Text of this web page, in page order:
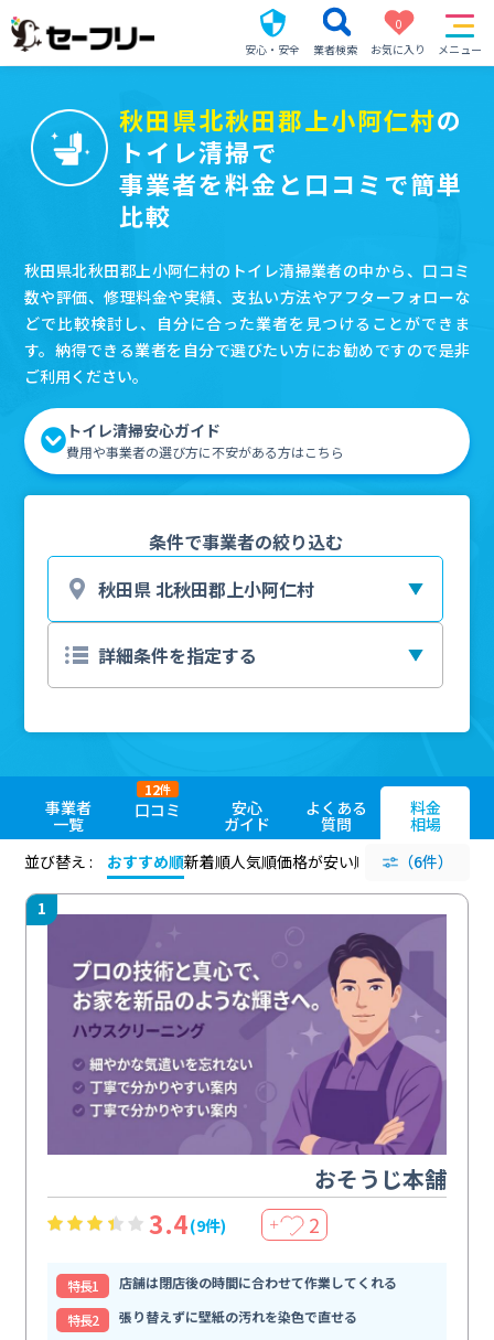
安心・安全 業者検索
0
お気に入り
メニュー
秋田県北秋田郡上小阿仁村の
トイレ清掃で
事業者を料金と口コミで簡単
比較
秋田県北秋田郡上小阿仁村のトイレ清掃業者の中から、口コミ
数や評価、修理料金や実績、支払い方法やアフターフォローな
どで比較検討し、自分に合った業者を見つけることができま
す。納得できる業者を自分で選びたい方にお勧めですので是非
ご利用ください。
トイレ清掃安心ガイド
費用や事業者の選び方に不安がある方はこちら
条件で事業者の絞り込む
事業者
一覧
口コミ
12件
安心
ガイド
よくある
質問
料金
相場
並び替え :
おすすめ順新着順人気順価格が安い順 評価が高い順
（6件）
1
おそうじ本舗
3.4(9件) ＋ 2
特⻑1
店舗は閉店後の時間に合わせて作業してくれる
特⻑2
張り替えずに壁紙の汚れを染色で直せる